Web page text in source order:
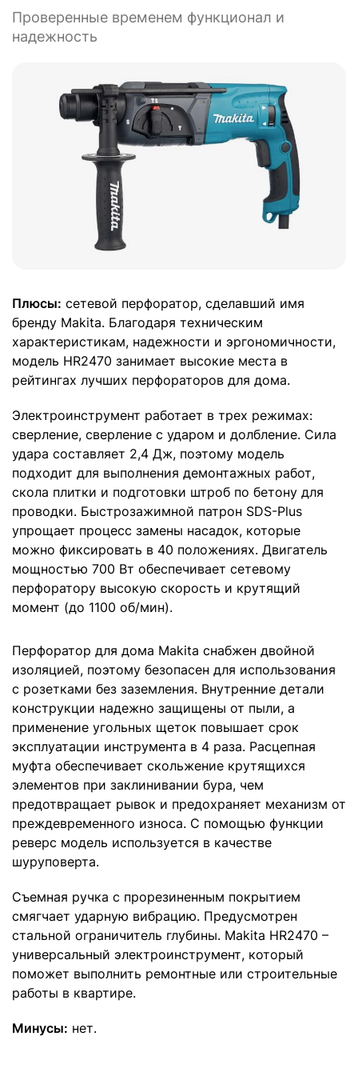
Проверенные временем функционал и
надежность
Плюсы: сетевой перфоратор, сделавший имя
бренду Makita. Благодаря техническим
характеристикам, надежности и эргономичности,
модель HR2470 занимает высокие места в
рейтингах лучших перфораторов для дома.
Электроинструмент работает в трех режимах:
сверление, сверление с ударом и долбление. Сила
удара составляет 2,4 Дж, поэтому модель
подходит для выполнения демонтажных работ,
скола плитки и подготовки штроб по бетону для
проводки. Быстрозажимной патрон SDS-Plus
упрощает процесс замены насадок, которые
можно фиксировать в 40 положениях. Двигатель
мощностью 700 Вт обеспечивает сетевому
перфоратору высокую скорость и крутящий
момент (до 1100 об/мин).
Перфоратор для дома Makita снабжен двойной
изоляцией, поэтому безопасен для использования
с розетками без заземления. Внутренние детали
конструкции надежно защищены от пыли, а
применение угольных щеток повышает срок
эксплуатации инструмента в 4 раза. Расцепная
муфта обеспечивает скольжение крутящихся
элементов при заклинивании бура, чем
предотвращает рывок и предохраняет механизм от
преждевременного износа. С помощью функции
реверс модель используется в качестве
шуруповерта.
Съемная ручка с прорезиненным покрытием
смягчает ударную вибрацию. Предусмотрен
стальной ограничитель глубины. Makita HR2470 –
универсальный электроинструмент, который
поможет выполнить ремонтные или строительные
работы в квартире.
Минусы: нет.